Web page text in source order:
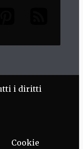
i diritti
Cookie